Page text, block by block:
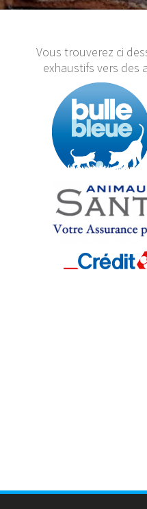
Vous trouverez ci
exhaustifs vers des